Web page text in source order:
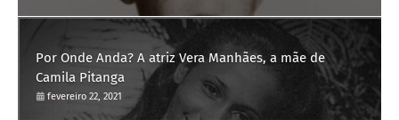
Por Onde Anda? A atriz Vera Manhães, a mãe de
Camila Pitanga
fevereiro 22, 2021